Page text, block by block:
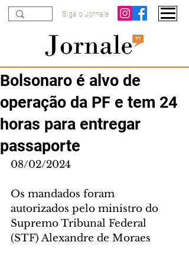
Siga o Jornale
Bolsonaro é alvo de
operação da PF e tem 24
horas para entregar
passaporte
08/02/2024
Os mandados foram
autorizados pelo ministro do
Supremo Tribunal Federal
(STF) Alexandre de Moraes